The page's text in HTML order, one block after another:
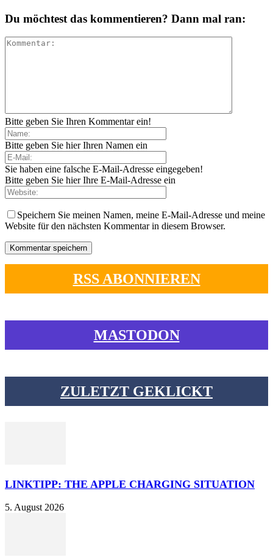
Du möchtest das kommentieren? Dann mal ran:
Bitte geben Sie Ihren Kommentar ein!
Bitte geben Sie hier Ihren Namen ein
Sie haben eine falsche E-Mail-Adresse eingegeben!
Bitte geben Sie hier Ihre E-Mail-Adresse ein
Speichern Sie meinen Namen, meine E-Mail-Adresse und meine
Website für den nächsten Kommentar in diesem Browser.
RSS ABONNIEREN
MASTODON
ZULETZT GEKLICKT
LINKTIPP: THE APPLE CHARGING SITUATION
5. August 2026